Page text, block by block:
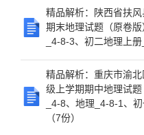
精品解析：陕西省扶
期末地理试题（原卷
_4-8-3、初二地理上
精品解析：重庆市渝
级上学期期中地理试
_4-8、地理_4-8-1、
（7份）